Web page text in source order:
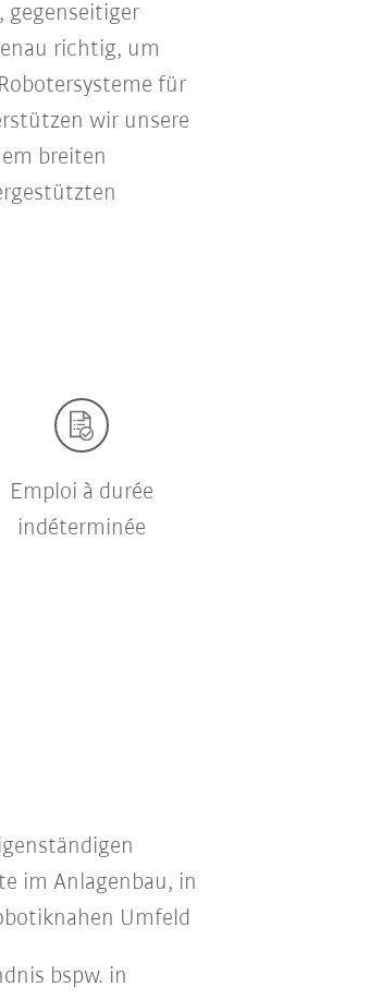
gegenseitiger
richtig, um
für
wir unsere
breiten
Emploi à durée
indéterminée
im Anlagenbau, in
Umfeld
bspw. in